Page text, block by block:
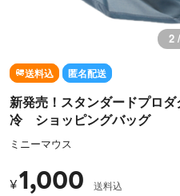
2
送料込 匿名配送
新発売！スタンダードプロ
冷 ショッピングバッグ
ミニーマウス
¥1,000 送料込